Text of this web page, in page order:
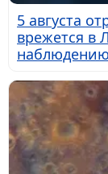
5 августа
врежется в
наблюдению